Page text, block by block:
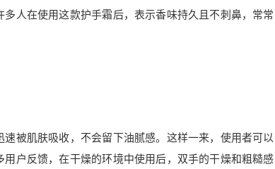
人在使用这款护手霜后，表示香味持久且不刺鼻，常常
被肌肤吸收，不会留下油腻感。这样一来，使用者可以
户反馈，在干燥的环境中使用后，双手的干燥和粗糙感